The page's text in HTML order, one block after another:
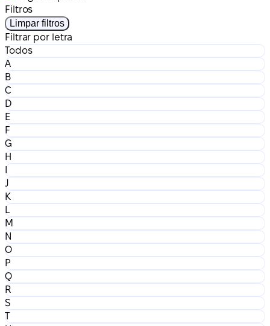
Filtros
Limpar filtros
Filtrar por letra
Todos
A
B
C
D
E
F
G
H
I
J
K
L
M
N
O
P
Q
R
S
T